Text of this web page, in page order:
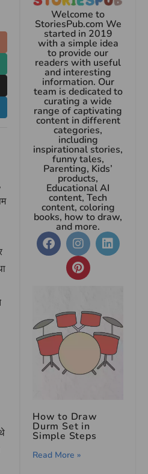
Welcome to
StoriesPub.com We
started in 2019
with a simple idea
to provide our
readers with useful
and interesting
information. Our
team is dedicated to
curating a wide
range of captivating
content in different
categories,
including
inspirational stories,
funny tales,
Parenting, Kids’
products,
Educational AI
content, Tech
content, coloring
books, how to draw,
and more.
How to Draw
Durm Set in
Simple Steps
Read More »